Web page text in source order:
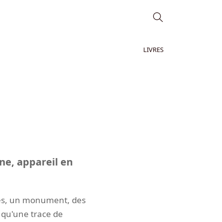
LIVRES
appareil en
un monument, des
trace de